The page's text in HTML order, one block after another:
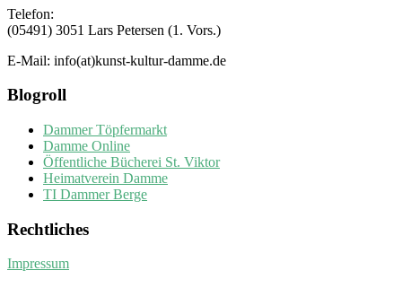
Telefon:
(05491) 3051 Lars Petersen (1. Vors.)
E-Mail: info(at)kunst-kultur-damme.de
Blogroll
Dammer Töpfermarkt
Damme Online
Öffentliche Bücherei St. Viktor
Heimatverein Damme
TI Dammer Berge
Rechtliches
Impressum